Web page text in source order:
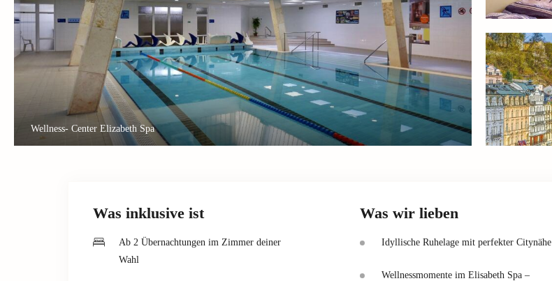
Wellness- Center Elizabeth Spa
Was inklusive ist
Ab 2 Übernachtungen im Zimmer deiner
Wahl
Was wir lieben
Idyllische Ruhelage mit perfekter Citynähe
Wellnessmomente im Elisabeth Spa –